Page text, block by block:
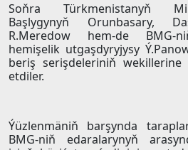
Soňra Türkmenistanyň
Başlygynyň Orunbasary,
R.Meredow hem-de BMG-
hemişelik utgaşdyryjysy
beriş serişdeleriniň
etdiler.
Ýüzlenmäniň barşynda
BMG-niň edaralarynyň